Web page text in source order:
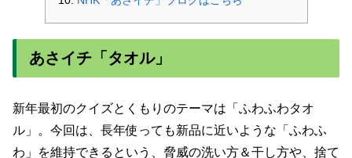
あさイチ「タオル」
新年最初のクイズとくもりのテーマは「ふわふわタオ
ル」。今回は、長年使っても新品に近いような「ふわふ
わ」を維持できるという、脅威の洗い方＆干し方や、捨て